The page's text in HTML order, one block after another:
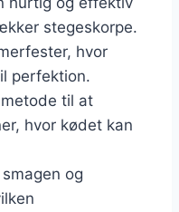
stegeskorpe.
hvor
perfektion.
til at
hvor kødet kan
og